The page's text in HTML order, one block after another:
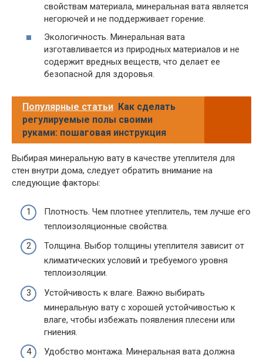
свойствам материала, минеральная вата является
негорючей и не поддерживает горение.
Экологичность. Минеральная вата
изготавливается из природных материалов и не
содержит вредных веществ, что делает ее
безопасной для здоровья.
Популярные статьи Как сделать
регулируемые полы своими
руками: пошаговая инструкция
Выбирая минеральную вату в качестве утеплителя для
стен внутри дома, следует обратить внимание на
следующие факторы:
Плотность. Чем плотнее утеплитель, тем лучше его
теплоизоляционные свойства.
Толщина. Выбор толщины утеплителя зависит от
климатических условий и требуемого уровня
теплоизоляции.
Устойчивость к влаге. Важно выбирать
минеральную вату с хорошей устойчивостью к
влаге, чтобы избежать появления плесени или
гниения.
Удобство монтажа. Минеральная вата должна